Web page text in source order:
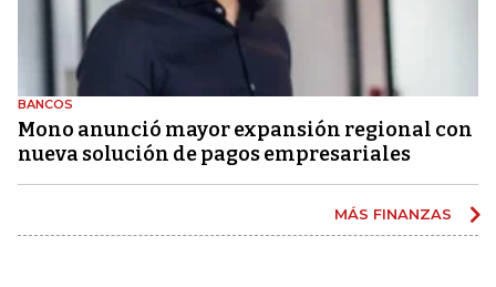
BANCOS
Mono anunció mayor expansión regional con
nueva solución de pagos empresariales
MÁS FINANZAS